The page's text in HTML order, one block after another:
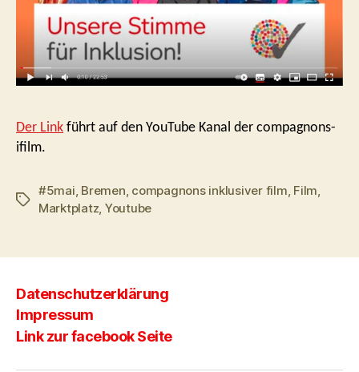
Der Link führt auf den YouTube Kanal der compagnons-
ifilm.
Schlagwörter
#5mai, Bremen, compagnons inklusiver film, Film,
Marktplatz, Youtube
Datenschutzerklärung
Impressum
Link zur facebook Seite